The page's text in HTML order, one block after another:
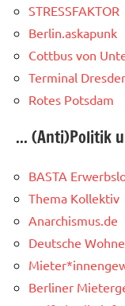
STRESSFAKTOR
Berlin.askapunk
Cottbus von
Terminal
Rotes Potsdam
... (Anti)Politik
BASTA
Thema Kollektiv
Anarchismus.de
Deutsche
Berliner